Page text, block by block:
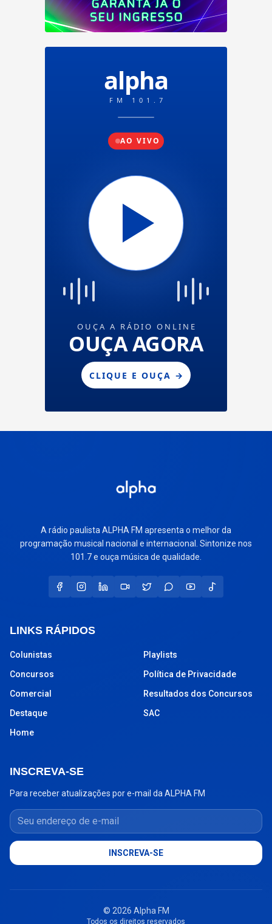
A rádio paulista ALPHA FM apresenta o melhor da
programação musical nacional e internacional. Sintonize nos
101.7 e ouça música de qualidade.
LINKS RÁPIDOS
Colunistas
Concursos
Comercial
Destaque
Home
Playlists
Política de Privacidade
Resultados dos Concursos
SAC
INSCREVA-SE
Para receber atualizações por e-mail da ALPHA FM
Seu endereço de e-mail
INSCREVA-SE
© 2026 Alpha FM
Todos os direitos reservados